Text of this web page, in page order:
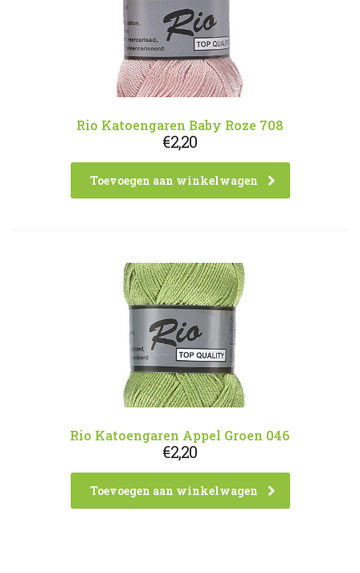
Rio Katoengaren Baby Roze 708
€2,20
Toevoegen aan winkelwagen
Rio Katoengaren Appel Groen 046
€2,20
Toevoegen aan winkelwagen